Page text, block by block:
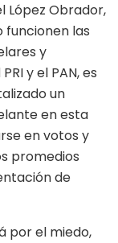
López Obrador,
funcionen las
y
y el PAN, es
un
en esta
en votos y
promedios
de
por el miedo,